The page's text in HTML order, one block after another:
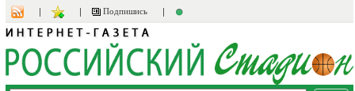
Подпишись